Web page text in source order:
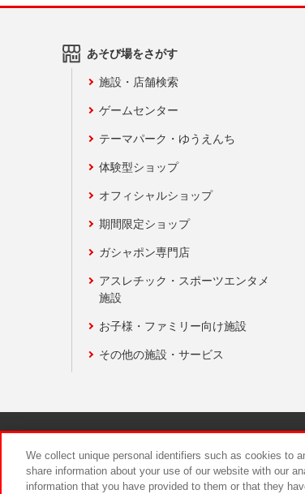
あそび場をさがす
施設・店舗検索
ゲームセンター
テーマパーク・ゆうえんち
体験型ショップ
オフィシャルショップ
期間限定ショップ
ガシャポン専門店
アスレチック・スポーツエンタメ
施設
お子様・ファミリー向け施設
その他の施設・サービス
We collect unique personal identifiers such as cookies to
share information about your use of our website with our
information that you have provided to them or that they